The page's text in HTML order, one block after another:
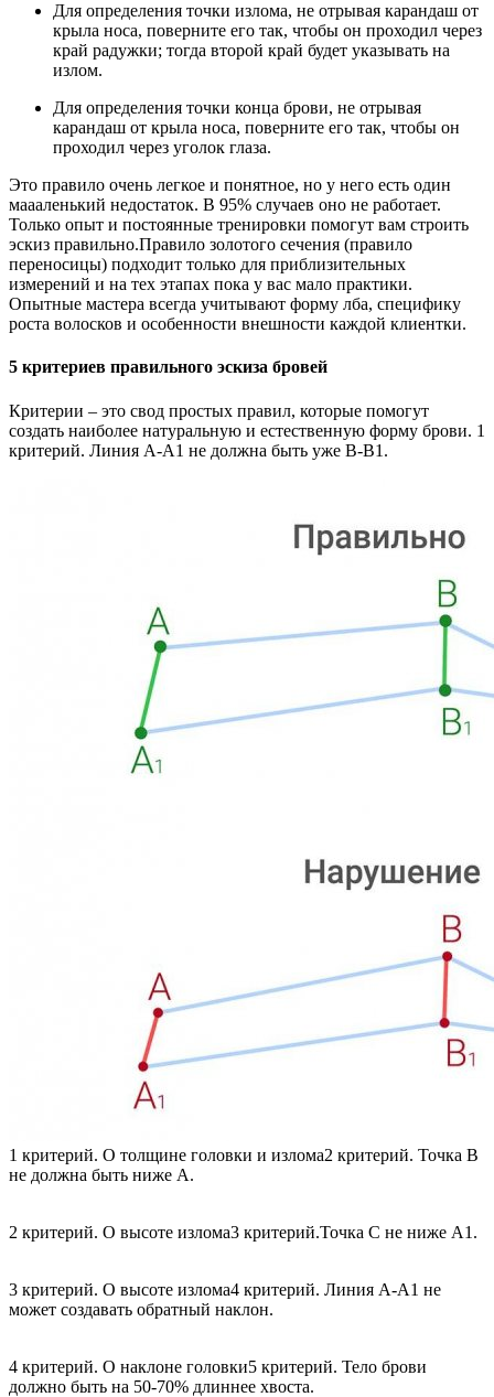
Для определения точки излома, не отрывая карандаш от
крыла носа, поверните его так, чтобы он проходил через
край радужки; тогда второй край будет указывать на
излом.
Для определения точки конца брови, не отрывая
карандаш от крыла носа, поверните его так, чтобы он
проходил через уголок глаза.
Это правило очень легкое и понятное, но у него есть один
маааленький недостаток. В 95% случаев оно не работает.
Только опыт и постоянные тренировки помогут вам строить
эскиз правильно.Правило золотого сечения (правило
переносицы) подходит только для приблизительных
измерений и на тех этапах пока у вас мало практики.
Опытные мастера всегда учитывают форму лба, специфику
роста волосков и особенности внешности каждой клиентки.
5 критериев правильного эскиза бровей
Критерии – это свод простых правил, которые помогут
создать наиболее натуральную и естественную форму брови. 1
критерий. Линия А-А1 не должна быть уже В-В1.
1 критерий. О толщине головки и излома2 критерий. Точка В
не должна быть ниже А.
2 критерий. О высоте излома3 критерий.Точка С не ниже А1.
3 критерий. О высоте излома4 критерий. Линия А-А1 не
может создавать обратный наклон.
4 критерий. О наклоне головки5 критерий. Тело брови
должно быть на 50-70% длиннее хвоста.